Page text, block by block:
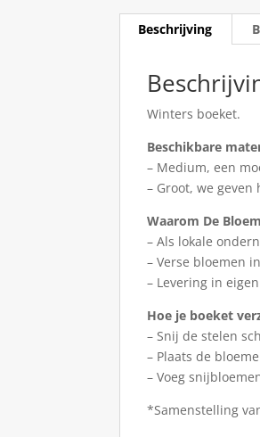
Beschrijving
Winters boeket.
Beschikbare
– Medium, een
– Groot, we
Waarom De
– Als lokale
– Verse bloemen
– Levering in
Hoe je boeket
– Snij de stelen
– Plaats de
– Voeg
*Samenstelling